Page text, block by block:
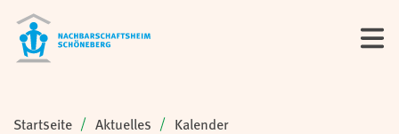
Sie sind hier:
Startseite Aktuelles Kalender